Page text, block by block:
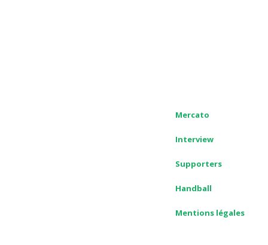
Mercato
Interview
Supporters
Handball
Mentions légales